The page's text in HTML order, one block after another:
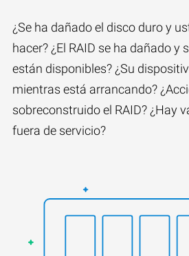
¿Se ha dañado el disco duro y
hacer? ¿El RAID se ha dañado y
están disponibles? ¿Su
mientras está arrancando?
sobreconstruido el RAID? ¿Hay
fuera de servicio?